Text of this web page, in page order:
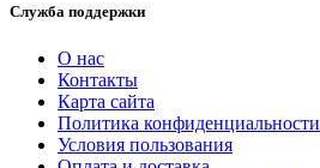
Служба поддержки
О нас
Контакты
Карта сайта
Политика конфиденциальности
Условия пользования